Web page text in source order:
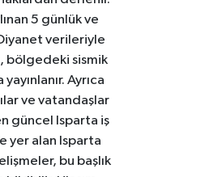
5 günlük ve
verileriyle
bölgedeki sismik
Ayrıca
ve vatandaşlar
güncel Isparta iş
yer alan Isparta
bu başlık